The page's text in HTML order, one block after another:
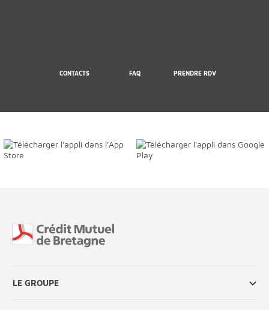
CONTACTS FAQ PRENDRE RDV
LE GROUPE
Fin de page